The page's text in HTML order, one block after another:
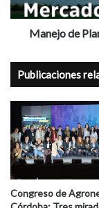
Insumos
Manejo de
Publicaciones
Congreso de